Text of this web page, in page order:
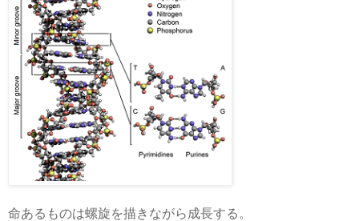
命あるものは螺旋を描きながら成長する。